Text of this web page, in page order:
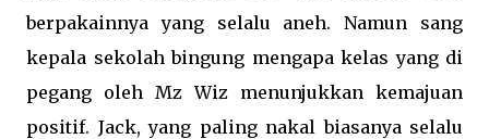
berpakainnya yang selalu aneh. Namun sang
kepala sekolah bingung mengapa kelas yang di
pegang oleh Mz Wiz menunjukkan kemajuan
positif. Jack, yang paling nakal biasanya selalu